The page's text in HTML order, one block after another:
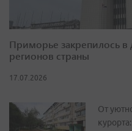
Приморье закрепилось в
регионов страны
17.07.2026
От